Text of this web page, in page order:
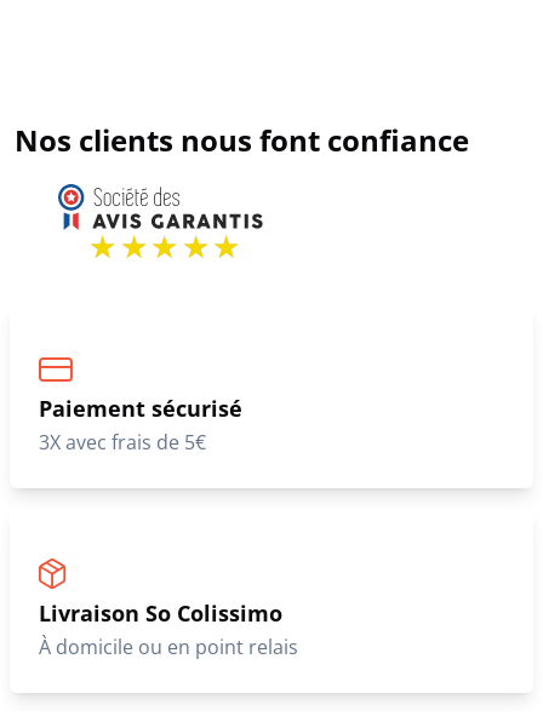
Nos clients nous font confiance
Paiement sécurisé
3X avec frais de 5€
Livraison So Colissimo
À domicile ou en point relais